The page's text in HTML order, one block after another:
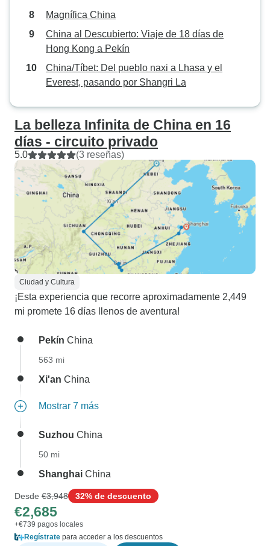
Magnífica China
China al Descubierto: Viaje de 18 días de
Hong Kong a Pekín
China/Tíbet: Del pueblo naxi a Lhasa y el
Everest, pasando por Shangri La
La belleza Infinita de China en 16
días - circuito privado
5.0 (3 reseñas)
Ciudad y Cultura
¡Esta experiencia que recorre aproximadamente 2,449
mi promete 16 días llenos de aventura!
Pekín China
563 mi
Xi'an China
Mostrar 7 más
Suzhou China
50 mi
Shanghai China
Desde €3,948 32% de descuento
€2,685
+€739 pagos locales
Regístrate para acceder a los descuentos